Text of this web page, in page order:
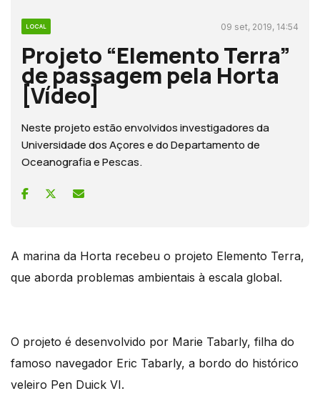
LOCAL 09 set, 2019, 14:54
Projeto “Elemento Terra”
de passagem pela Horta
[Vídeo]
Neste projeto estão envolvidos investigadores da
Universidade dos Açores e do Departamento de
Oceanografia e Pescas.
A marina da Horta recebeu o projeto Elemento Terra,
que aborda problemas ambientais à escala global.
O projeto é desenvolvido por Marie Tabarly, filha do
famoso navegador Eric Tabarly, a bordo do histórico
veleiro Pen Duick VI.